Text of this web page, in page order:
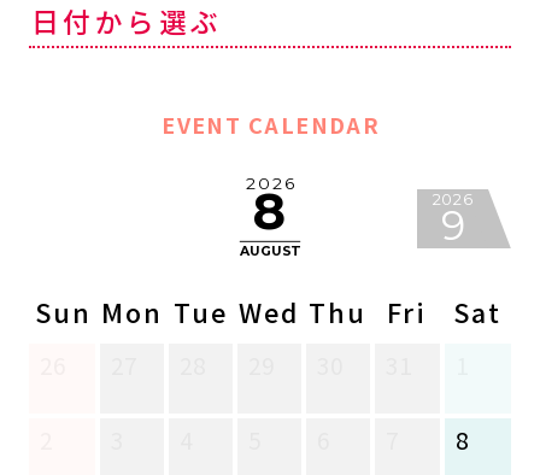
日付から選ぶ
EVENT CALENDAR
2026
8
AUGUST
2026
9
Sun Mon Tue Wed Thu Fri Sat
8